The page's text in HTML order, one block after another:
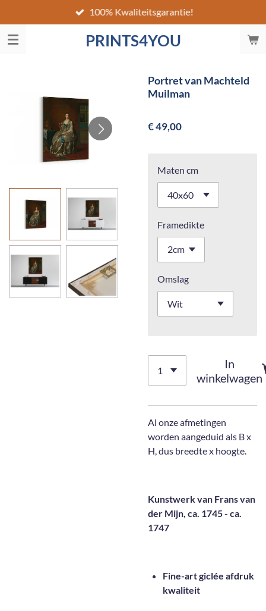
direct
naar
PRINTS4YOU
100% Kwaliteitsgarantie!
Portret van Machteld
Muilman
€ 49,00
Maten cm
Framedikte
Omslag
In
winkelwagen
Al onze afmetingen
worden aangeduid als B x
H, dus breedte x hoogte.
Kunstwerk van Frans van
der Mijn, ca. 1745 - ca.
1747
Fine-art giclée afdruk
kwaliteit